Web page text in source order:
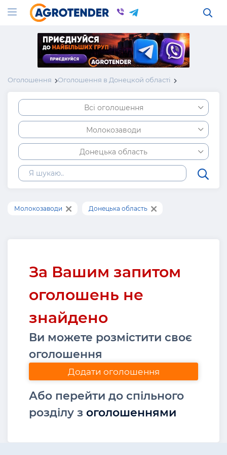
Оголошення Оголошення в Донецкой області
Всі оголошення
Молокозаводи
Донецька область
Молокозаводи Донецька область
За Вашим запитом
оголошень не
знайдено
Ви можете розмістити своє
оголошення
Додати оголошення
Або перейти до спільного
розділу з оголошеннями